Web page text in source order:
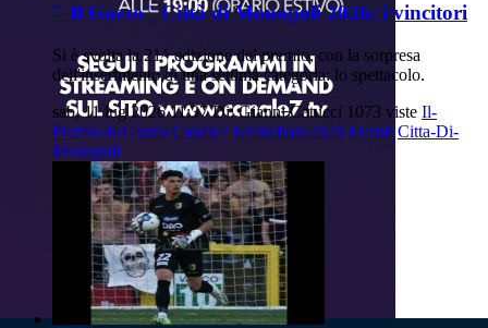
" Il Gozzo" Città di Monopoli 2026: i vincitori
Si è svolta la 21^ edizione del premio, con la sorpresa
dell'inserimento di una settima categoria: lo spettacolo.
sab, 11 lug 2026 11:37 Di: Gianni Catucci 1073 viste Il-
Premio-Il-Gozzo Canale7 I-Vincitori-2026 Eventi Citta-Di-
Monopoli